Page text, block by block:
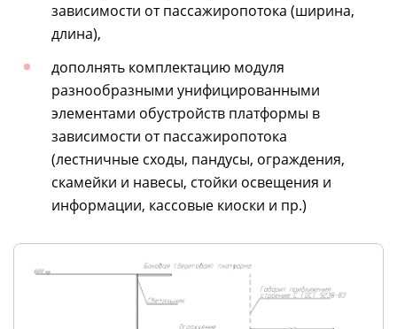
зависимости от пассажиропотока (ширина,
длина),
дополнять комплектацию модуля
разнообразными унифицированными
элементами обустройств платформы в
зависимости от пассажиропотока
(лестничные сходы, пандусы, ограждения,
скамейки и навесы, стойки освещения и
информации, кассовые киоски и пр.)